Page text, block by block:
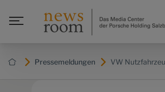
Pressemeldungen VW